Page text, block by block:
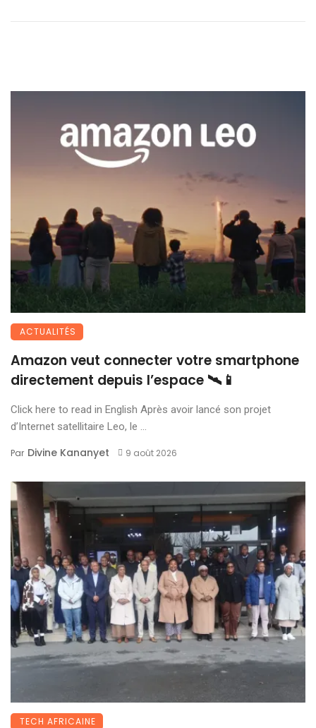
ACTUALITÉS
Amazon veut connecter votre smartphone
directement depuis l’espace 🛰️📱
Click here to read in English Après avoir lancé son projet
d’Internet satellitaire Leo, le ...
Par Divine Kananyet 9 août 2026
TECH AFRICAINE